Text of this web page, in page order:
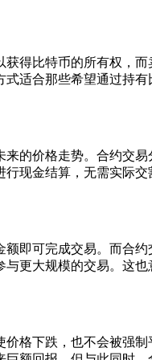
得比特币的所有权，
适合那些希望通过持
的价格走势。合约交
现金结算，无需实际
即可完成交易。而合约
更大规模的交易。这
格下跌，也不会被强制